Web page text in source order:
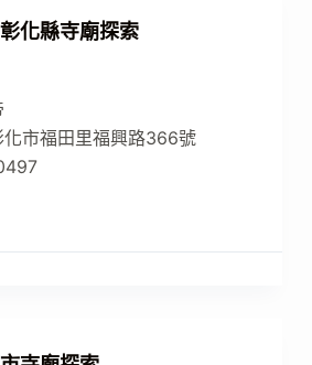
化縣寺廟探索
市福田里福興路366號